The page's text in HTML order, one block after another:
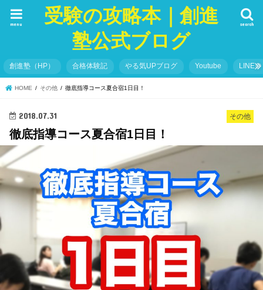
受験の攻略本｜創進
塾公式ブログ
search
menu
創進塾（HP） 合格体験記 やる気UPブログ Youtube LINE＠
HOME その他 徹底指導コース夏合宿1日目！
その他
2018.07.31
徹底指導コース夏合宿1日目！